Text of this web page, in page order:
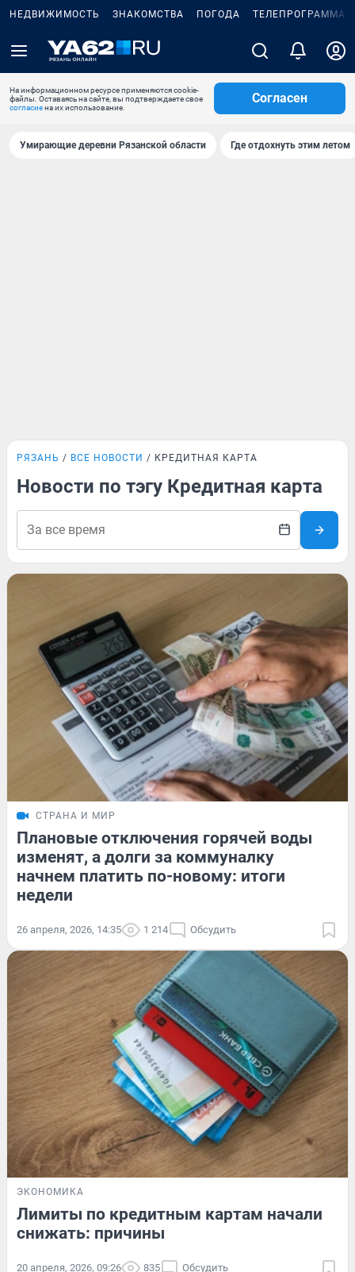
НЕДВИЖИМОСТЬ ЗНАКОМСТВА ПОГОДА ТЕЛЕПРОГРАММА
На информационном ресурсе применяются cookie-
файлы. Оставаясь на сайте, вы подтверждаете свое
согласиена их использование.
Согласен
Умирающие деревни Рязанской области Где отдохнуть этим летом
РЯЗАНЬ ВСЕ НОВОСТИ КРЕДИТНАЯ КАРТА
Новости по тэгу Кредитная карта
СТРАНА И МИР
Плановые отключения горячей воды
изменят, а долги за коммуналку
начнем платить по-новому: итоги
недели
26 апреля, 2026, 14:35 1 214 Обсудить
ЭКОНОМИКА
Лимиты по кредитным картам начали
снижать: причины
20 апреля, 2026, 09:26 835 Обсудить